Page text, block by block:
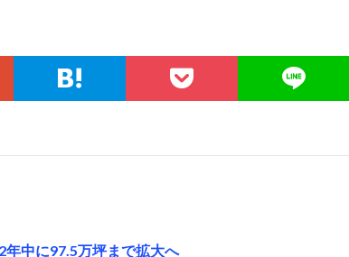
年中に97.5万坪まで拡大へ